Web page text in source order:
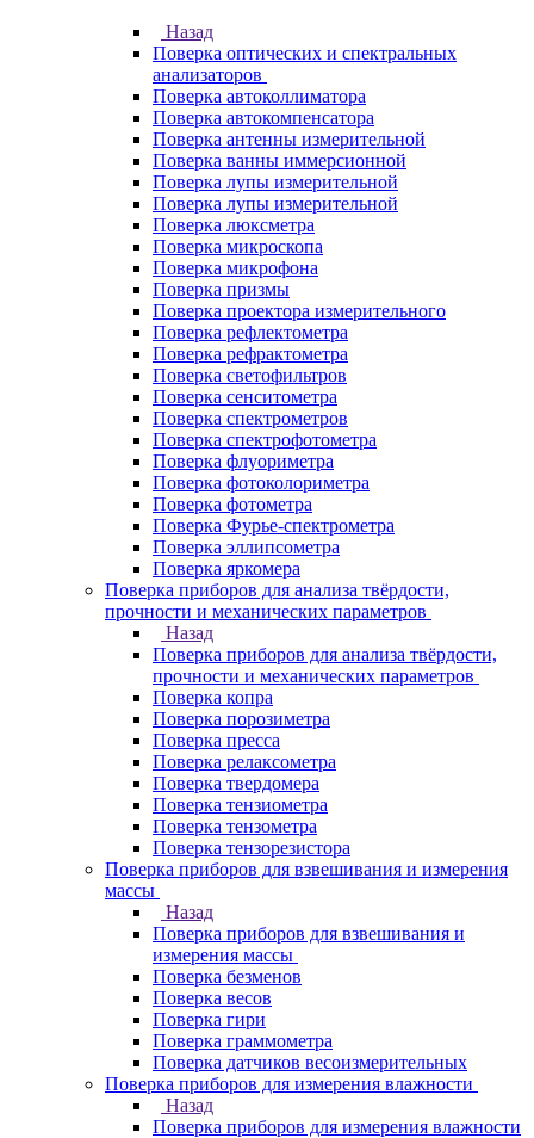
Назад
Поверка оптических и спектральных
анализаторов
Поверка автоколлиматора
Поверка автокомпенсатора
Поверка антенны измерительной
Поверка ванны иммерсионной
Поверка лупы измерительной
Поверка лупы измерительной
Поверка люксметра
Поверка микроскопа
Поверка микрофона
Поверка призмы
Поверка проектора измерительного
Поверка рефлектометра
Поверка рефрактометра
Поверка светофильтров
Поверка сенситометра
Поверка спектрометров
Поверка спектрофотометра
Поверка флуориметра
Поверка фотоколориметра
Поверка фотометра
Поверка Фурье-спектрометра
Поверка эллипсометра
Поверка яркомера
Поверка приборов для анализа твёрдости,
прочности и механических параметров
Назад
Поверка приборов для анализа твёрдости,
прочности и механических параметров
Поверка копра
Поверка порозиметра
Поверка пресса
Поверка релаксометра
Поверка твердомера
Поверка тензиометра
Поверка тензометра
Поверка тензорезистора
Поверка приборов для взвешивания и измерения
массы
Назад
Поверка приборов для взвешивания и
измерения массы
Поверка безменов
Поверка весов
Поверка гири
Поверка граммометра
Поверка датчиков весоизмерительных
Поверка приборов для измерения влажности
Назад
Поверка приборов для измерения влажности